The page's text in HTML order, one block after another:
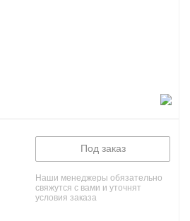
Под заказ
Наши менеджеры обязательно
свяжутся с вами и уточнят
условия заказа